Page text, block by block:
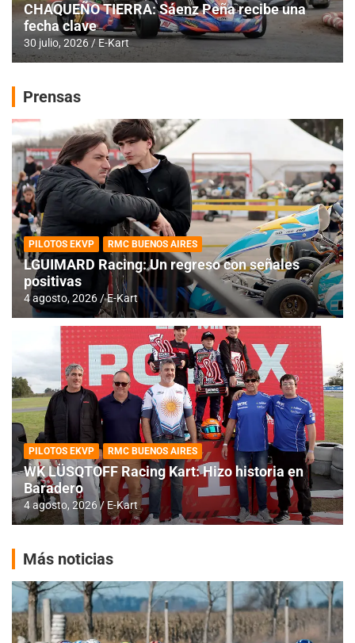
CHAQUEÑO TIERRA: Sáenz Peña recibe una
fecha clave
30 julio, 2026 E-Kart
Prensas
PILOTOS EKVP RMC BUENOS AIRES
LGUIMARD Racing: Un regreso con señales
positivas
4 agosto, 2026 E-Kart
PILOTOS EKVP RMC BUENOS AIRES
WK LÜSQTOFF Racing Kart: Hizo historia en
Baradero
4 agosto, 2026 E-Kart
Más noticias